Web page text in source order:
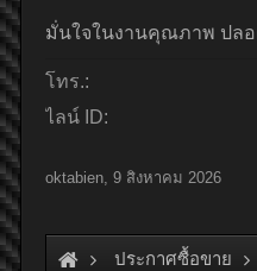
มั่นใจในงานคุณภาพ ปลอ
โทร.:
ไลน์ ID:
oktabien, 9 สิงหาคม 2026
ประกาศซื้อขาย